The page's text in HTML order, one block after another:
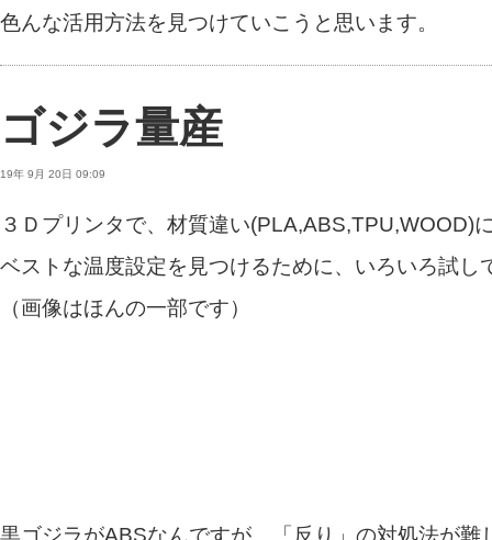
色んな活用方法を見つけていこうと思います。
ゴジラ量産
19年 9月 20日 09:09
３Ｄプリンタで、材質違い(PLA,ABS,TPU,WOOD)
ベストな温度設定を見つけるために、いろいろ試し
（画像はほんの一部です）
黒ゴジラがABSなんですが、「反り」の対処法が難